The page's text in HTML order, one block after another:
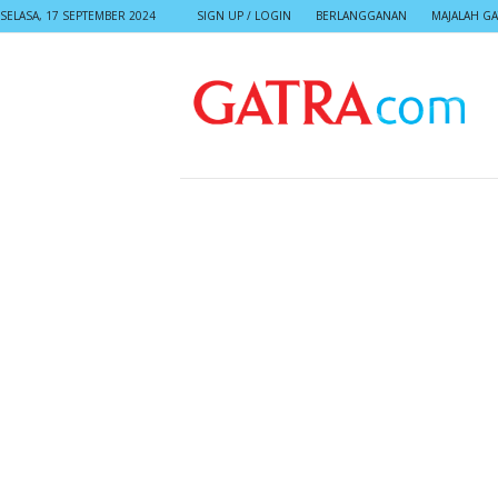
SELASA, 17 SEPTEMBER 2024 SIGN UP / LOGIN BERLANGGANAN MAJALAH